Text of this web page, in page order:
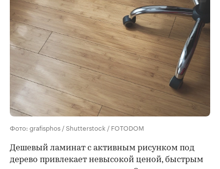
Фото: grafisphos / Shutterstock / FOTODOM
Дешевый ламинат с активным рисунком под
дерево привлекает невысокой ценой, быстрым